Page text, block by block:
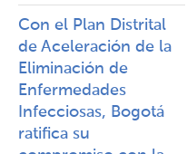
Con el Plan Distrital
de Aceleración de la
Eliminación de
Enfermedades
Infecciosas, Bogotá
ratifica su